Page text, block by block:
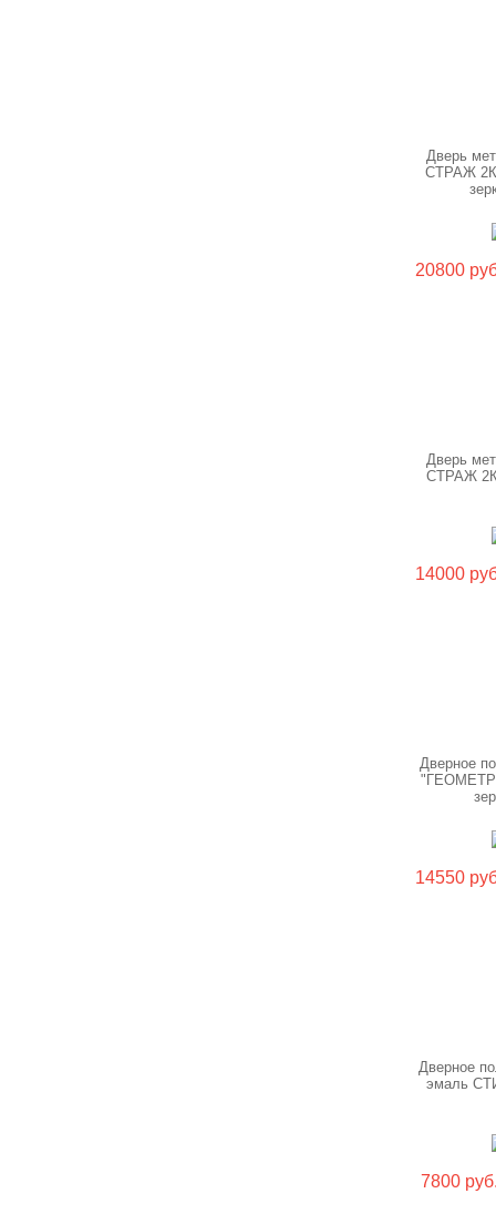
Дверь
СТРАЖ
20800
Дверь
СТРАЖ
14000
Дверное
14550
Дверное
эмаль
7800